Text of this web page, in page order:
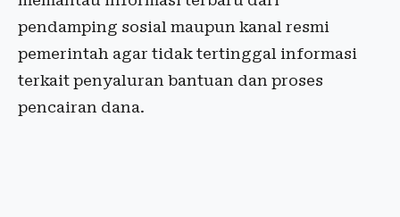
pendamping sosial maupun kanal resmi
pemerintah agar tidak tertinggal informasi
terkait penyaluran bantuan dan proses
pencairan dana.